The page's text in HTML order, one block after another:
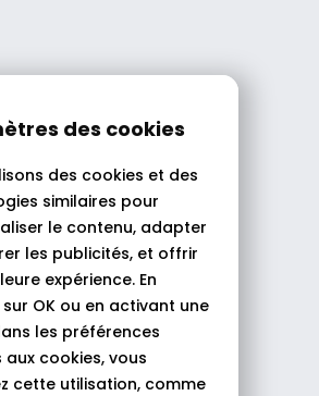
Theodo
des cookies
des cookies et des
similaires pour
le contenu, adapter
les publicités, et offrir
expérience. En
OK ou en activant une
les préférences
aux cookies, vous
cette utilisation, comme